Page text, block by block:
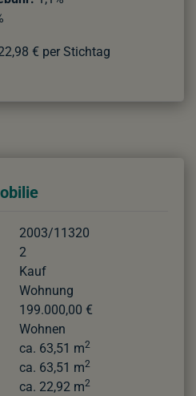
€ per Stichtag
2003/11320
2
Kauf
Wohnung
199.000,00 €
Wohnen
ca. 63,51 m2
ca. 63,51 m2
ca. 22,92 m2